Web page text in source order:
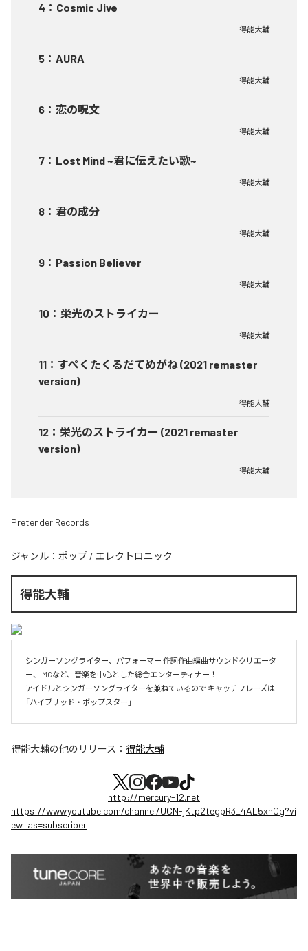
4 ： Cosmic Jive
得能大輔
5 ： AURA
得能大輔
6 ： 恋の呪文
得能大輔
7 ： Lost Mind ~君に伝えたい歌~
得能大輔
8 ： 君の成分
得能大輔
9 ： Passion Believer
得能大輔
10 ： 栄光のストライカー
得能大輔
11 ： すぺくたくるだてめがね (2021 remaster
version)
得能大輔
12 ： 栄光のストライカー (2021 remaster
version)
得能大輔
Pretender Records
ジャンル： ポップ / エレクトロニック
得能大輔
シンガーソングライター、パフォーマー 作詞作曲編曲サウンドクリエータ
ー、 MCなど、音楽を中心とした総合エンターティナー！
アイドルとシンガーソングライターを兼ねているので キャッチフレーズは
「ハイブリッド・ポップスター」
得能大輔の他のリリース： 得能大輔
http://mercury-12.net
https://www.youtube.com/channel/UCN-jKtp2tegpR3_4AL5xnCg?vi
ew_as=subscriber